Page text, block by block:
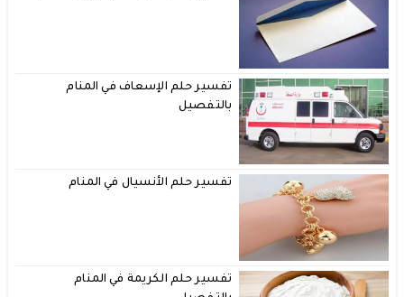
تفسير حلم الإسعاف في المنام
بالتفصيل
تفسير حلم الأنسيال في المنام
تفسير حلم الكريمة في المنام